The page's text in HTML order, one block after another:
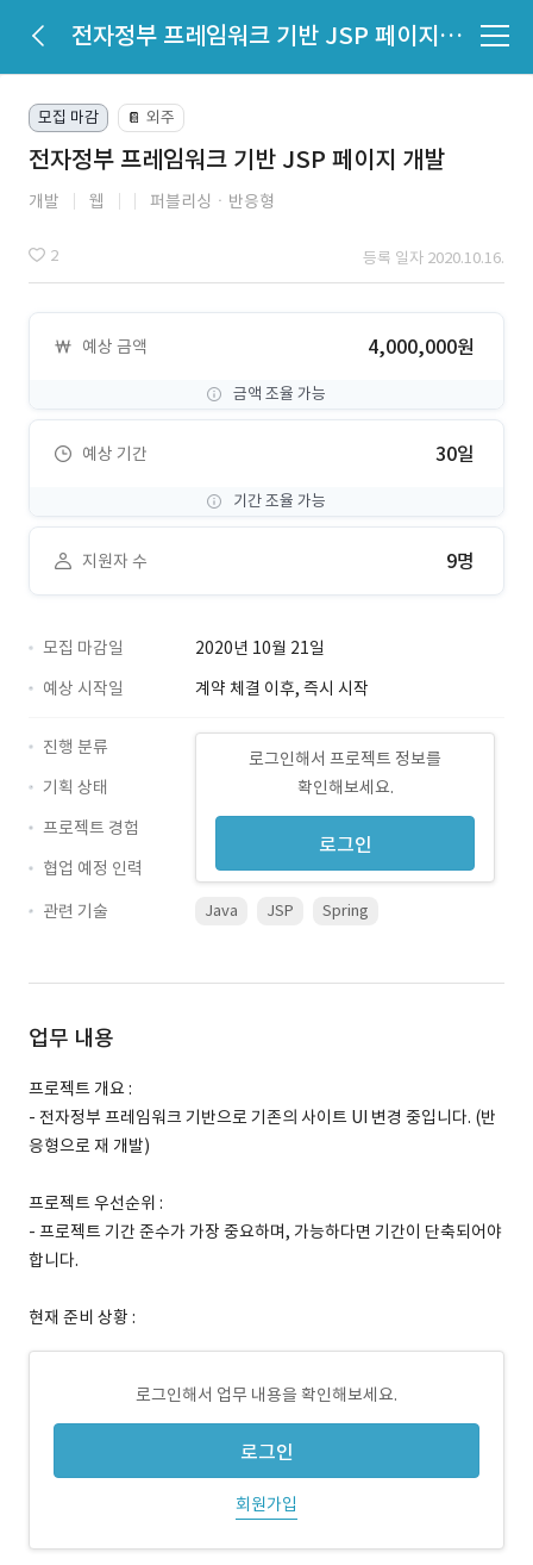
전자정부 프레임워크 기반 JSP 페이지 개발
모집 마감 📔 외주
전자정부 프레임워크 기반 JSP 페이지 개발
개발 웹 퍼블리싱ㆍ반응형
2 등록 일자 2020.10.16.
예상 금액 4,000,000원
금액 조율 가능
예상 기간 30일
기간 조율 가능
지원자 수 9명
모집 마감일
2020년 10월 21일
예상 시작일
계약 체결 이후, 즉시 시작
로그인해서 프로젝트 정보를
확인해보세요.
로그인
진행 분류
기획 상태
프로젝트 경험
협업 예정 인력
관련 기술
Java JSP Spring
업무 내용
프로젝트 개요 :
- 전자정부 프레임워크 기반으로 기존의 사이트 UI 변경 중입니다. (반
응형으로 재 개발)
프로젝트 우선순위 :
- 프로젝트 기간 준수가 가장 중요하며, 가능하다면 기간이 단축되어야
합니다.
현재 준비 상황 :
로그인해서 업무 내용을 확인해보세요.
로그인
회원가입